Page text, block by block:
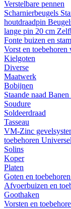
Verstelbare pennen
Scharnierbeugels
houtdraadpin
lange pin 20 cm
Fonte buizen en
Vorst en toebehoren
Kielgoten
Diverse
Maatwerk
Bobijnen
Staande naad Banen
Soudure
Soldeerdraad
Tasseau
VM-Zinc
toebehoren
Solins
Koper
Platen
Goten en toebehoren
Afvoerbuizen en
Goothaken
Vorsten en